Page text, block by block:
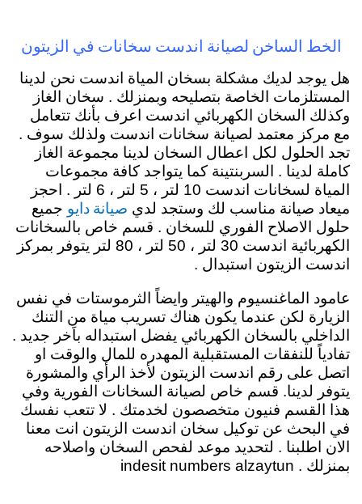
الخط الساخن لصيانة اندست سخانات في الزيتون
هل يوجد لديك مشكلة بسخان المياة اندست نحن لدينا
المستلزمات الخاصة بتصليحه وبمنزلك . سخان الغاز
وكذلك السخان الكهربائي اندست اعرف بأنك تتعامل
مع مركز معتمد لصيانة سخانات اندست ولذلك سوف .
تجد الحلول لكل اعطال السخان لدينا مجموعة الغاز
كاملة لدينا . السربنتينة كما يتواجد كافة مجموعات
المياة لسخانات اندست 10 لتر ، 5 لتر ، 6 لتر . احجز
ميعاد صيانة مناسب لك وستجد لدي صيانة دايو جميع
حلول الاصلاح الفوري للسخان . قسم خاص بالسخانات
الكهربائية اندست 30 لتر ، 50 لتر ، 80 لتر يتوفر بمركز
اندست الزيتون استبدال .
عامود الماغنسيوم والهيتر وايضاً الثرموستات في نفس
الزيارة لكن عندما يكون هناك تسريب مياة من التنك
الداخلي بالسخان الكهربائي يفضل استبداله باَخر جديد .
تفادياً للنفقات المستقبلية المهدره للمال والوقت او
اتصل على رقم اندست الزيتون لأخذ الرأي والمشورة
يتوفر لدينا. قسم خاص لصيانة السخانات الفورية وفي
هذا القسم فنيون متخصصون لخدمتك . لا تتعب نفسك
في البحث عن توكيل سخان اندست الزيتون انت معنا
الان اطلبنا . لتحديد موعد لفحص السخان واصلاحه
بمنزلك . indesit numbers alzaytun